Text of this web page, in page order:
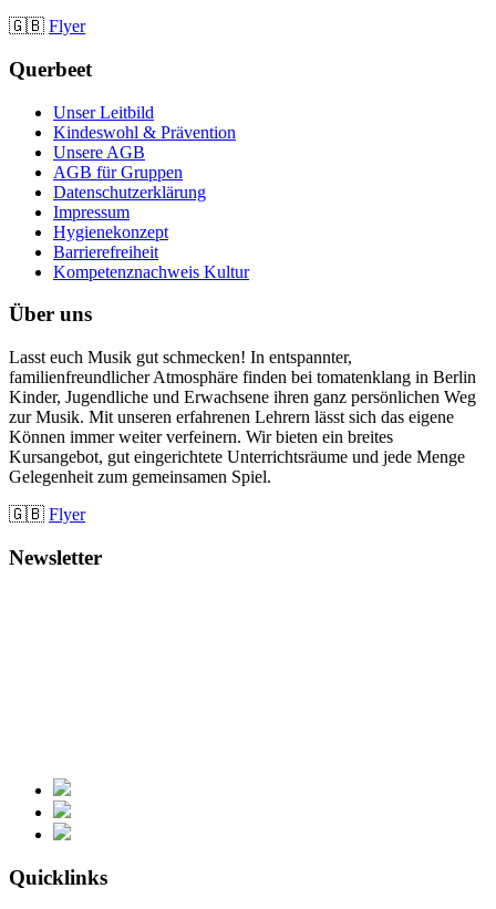
🇬🇧 Flyer
Querbeet
Unser Leitbild
Kindeswohl & Prävention
Unsere AGB
AGB für Gruppen
Datenschutzerklärung
Impressum
Hygienekonzept
Barrierefreiheit
Kompetenznachweis Kultur
Über uns
Lasst euch Musik gut schmecken! In entspannter,
familienfreundlicher Atmosphäre finden bei tomatenklang in Berlin
Kinder, Jugendliche und Erwachsene ihren ganz persönlichen Weg
zur Musik. Mit unseren erfahrenen Lehrern lässt sich das eigene
Können immer weiter verfeinern. Wir bieten ein breites
Kursangebot, gut eingerichtete Unterrichtsräume und jede Menge
Gelegenheit zum gemeinsamen Spiel.
🇬🇧 Flyer
Newsletter
Quicklinks